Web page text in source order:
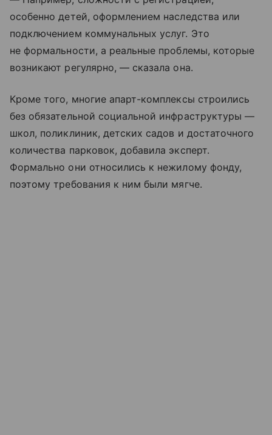
особенно детей, оформлением наследства или
подключением коммунальных услуг. Это
не формальности, а реальные проблемы, которые
возникают регулярно, — сказала она.
Кроме того, многие апарт-комплексы строились
без обязательной социальной инфраструктуры —
школ, поликлиник, детских садов и достаточного
количества парковок, добавила эксперт.
Формально они относились к нежилому фонду,
поэтому требования к ним были мягче.